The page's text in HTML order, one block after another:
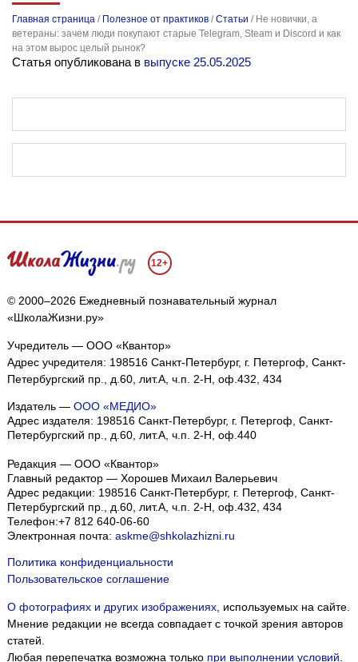
Главная страница / Полезное от практиков /Статьи / Не новички, а
ветераны: зачем люди покупают старые Telegram, Steam и Discord и как
на этом вырос целый рынок?
Статья опубликована в выпуске 25.05.2025
12+
© 2000–2026 Ежедневный познавательный журнал
«ШколаЖизни.ру»
Учредитель — ООО «Квантор»
Адрес учредителя: 198516 Санкт-Петербург, г. Петергоф, Санкт-
Петербургский пр., д.60, лит.А, ч.п. 2-Н, оф.432, 434
Издатель — ООО «МЕДИО»
Адрес издателя: 198516 Санкт-Петербург, г. Петергоф, Санкт-
Петербургский пр., д.60, лит.А, ч.п. 2-Н, оф.440
Редакция — ООО «Квантор»
Главный редактор — Хорошев Михаил Валерьевич
Адрес редакции: 198516 Санкт-Петербург, г. Петергоф Санкт-
Петербургский пр., д.60, лит.А, ч.п. 2-Н, оф.432, 434
Телефон:+7 812 640-06-60
Электронная почта: askme@shkolazhizni.ru
Политика конфиденциальности
Пользовательское соглашение
О фотографиях и других изображениях, используемых на сайте.
Мнение редакции не всегда совпадает с точкой зрения авторов
статей.
Любая перепечатка возможна только при выполнении условий